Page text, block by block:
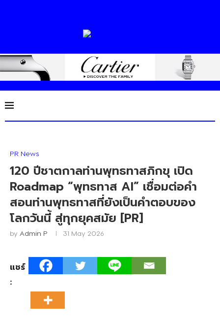
PR News
120 ปีชาตกาลท่านพุทธทาสภิกขุ เปิด
Roadmap “พุทธทาส AI” เชื่อมต่อคำ
สอนท่านพุทธทาสที่ยังเป็นคำตอบของ
โลกวันนี้ สู่ทุกยุคสมัย [PR]
by Admin P 31 May 2026
แชร์
: